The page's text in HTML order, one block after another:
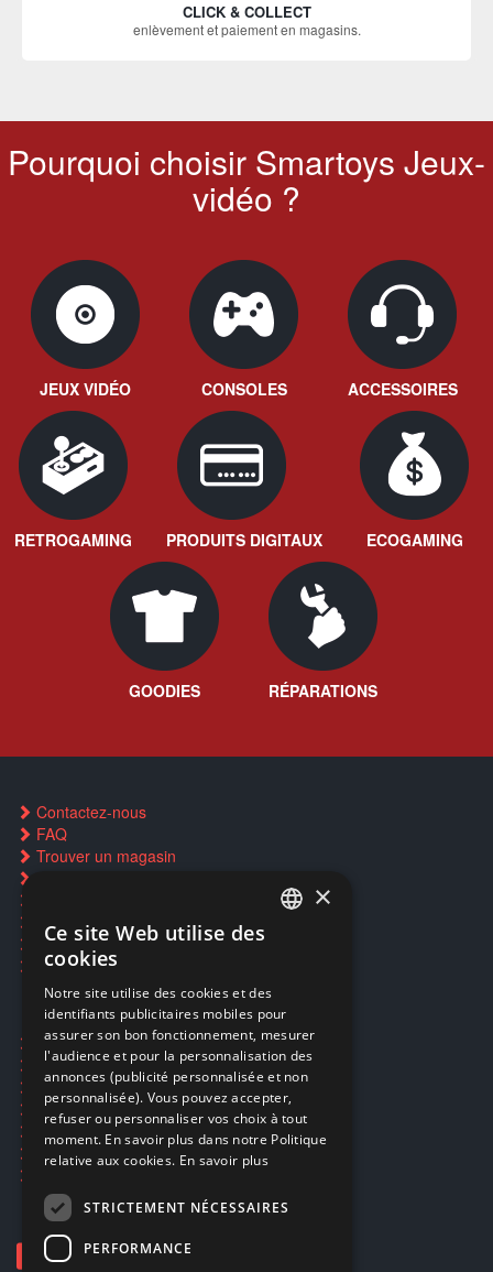
CLICK & COLLECT
enlèvement et paiement en magasins.
Pourquoi choisir Smartoys Jeux-
vidéo ?
JEUX VIDÉO CONSOLES ACCESSOIRES
RETROGAMING PRODUITS DIGITAUX ECOGAMING
GOODIES RÉPARATIONS
Contactez-nous
FAQ
Trouver un magasin
Restauration CD griffés
Réparations & SAV
Smartpoints
Ecogaming
Expédition & retours
Confidentialité
Conditions générales
EA Sport UFC 6
Call of Duty: Modern Warfare 4
Rachat et revente de jeux en cash
ENGLISH
×
Ce site Web utilise des
cookies
Notre site utilise des cookies et des
identifiants publicitaires mobiles pour
assurer son bon fonctionnement, mesurer
l'audience et pour la personnalisation des
annonces (publicité personnalisée et non
personnalisée). Vous pouvez accepter,
refuser ou personnaliser vos choix à tout
moment. En savoir plus dans notre Politique
relative aux cookies. En savoir plus
STRICTEMENT NÉCESSAIRES
PERFORMANCE